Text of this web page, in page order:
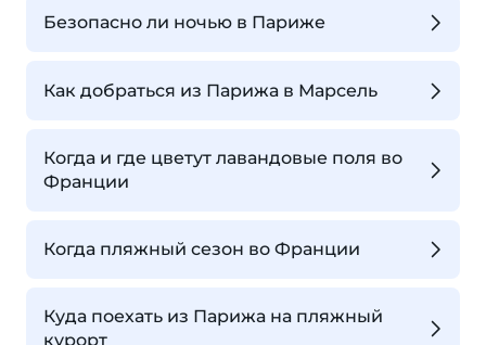
Безопасно ли ночью в Париже
Как добраться из Парижа в Марсель
Когда и где цветут лавандовые поля во
Франции
Когда пляжный сезон во Франции
Куда поехать из Парижа на пляжный
курорт